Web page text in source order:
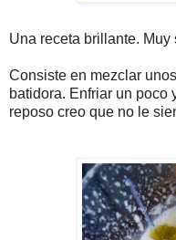
Una receta brillante.
Consiste en mezclar
batidora. Enfriar un poco
reposo creo que no le